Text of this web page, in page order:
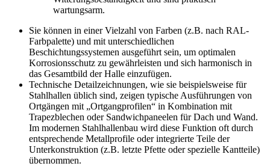
wartungsarm.
Sie können in einer Vielzahl von Farben (z.B. nach RAL-
Farbpalette) und mit unterschiedlichen
Beschichtungssystemen ausgeführt sein, um optimalen
Korrosionsschutz zu gewährleisten und sich harmonisch in
das Gesamtbild der Halle einzufügen.
Technische Detailzeichnungen, wie sie beispielsweise für
Stahlhallen üblich sind, zeigen typische Ausführungen von
Ortgängen mit „Ortgangprofilen“ in Kombination mit
Trapezblechen oder Sandwichpaneelen für Dach und Wand.
Im modernen Stahlhallenbau wird diese Funktion oft durch
entsprechende Metallprofile oder integrierte Teile der
Unterkonstruktion (z.B. letzte Pfette oder spezielle Kantteile)
übernommen.